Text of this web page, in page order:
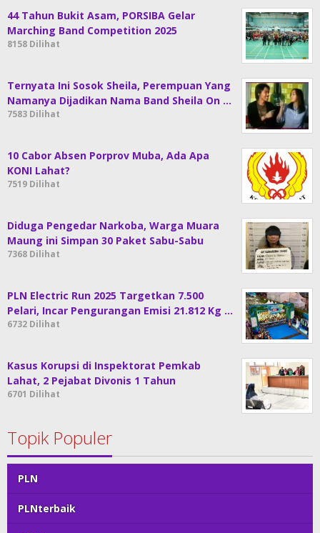
44 Tahun Bukit Asam, PORSIBA Gelar
Marching Band Competition 2025
8158 Dilihat
Ternyata Ini Sosok Sheila, Perempuan Yang
Namanya Dijadikan Nama Band Sheila On …
7583 Dilihat
10 Cabor Absen Porprov Muba, Ada Apa
KONI Lahat?
7519 Dilihat
Diduga Pengedar Narkoba, Warga Muara
Maung ini Simpan 30 Paket Sabu-Sabu
7368 Dilihat
PLN Electric Run 2025 Targetkan 7.500
Pelari, Incar Pengurangan Emisi 21.812 Kg …
6732 Dilihat
Kasus Korupsi di Inspektorat Pemkab
Lahat, 2 Pejabat Divonis 1 Tahun
6701 Dilihat
Topik Populer
PLN
PLNterbaik